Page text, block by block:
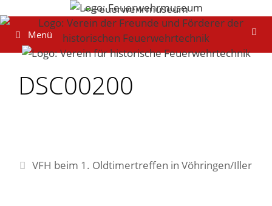
Inhalt
springenMenü
DSC00200
VFH beim 1. Oldtimertreffen in Vöhringen/Iller